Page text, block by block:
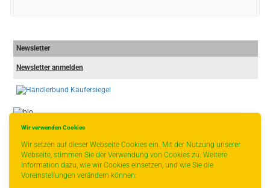
Wir verwenden Cookies
Wir setzen auf dieser Webseite Cookies ein. Mit der Nutzung unserer
Webseite, stimmen Sie der Verwendung von Cookies zu. Weitere
Information dazu, wie wir Cookies einsetzen, und wie Sie die
Voreinstellungen verändern können:
Newsletter
Newsletter anmelden
* gilt für Lieferungen innerhalb Deutschlands, Lieferzeiten für andere